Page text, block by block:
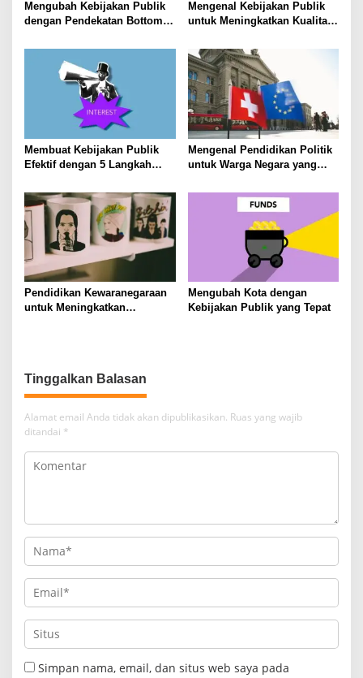
Mengubah Kebijakan Publik
dengan Pendekatan Bottom-
Mengenal Kebijakan Publik
untuk Meningkatkan Kualitas
Membuat Kebijakan Publik
Efektif dengan 5 Langkah
Mengenal Pendidikan Politik
untuk Warga Negara yang
Pendidikan Kewaranegaraan
untuk Meningkatkan
Mengubah Kota dengan
Kebijakan Publik yang Tepat
Tinggalkan Balasan
Alamat email Anda tidak akan dipublikasikan. Ruas yang wajib
ditandai *
Simpan nama, email, dan situs web saya pada